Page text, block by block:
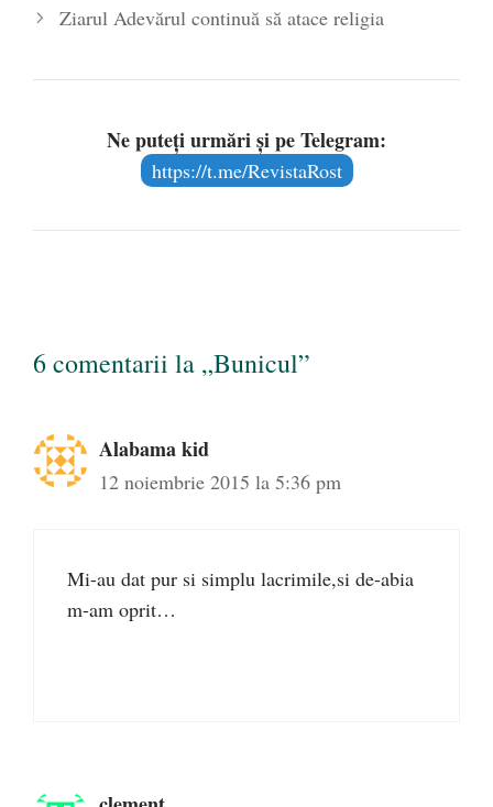
Ziarul Adevărul continuă să atace religia
Ne puteți urmări și pe Telegram:
https://t.me/RevistaRost
6 comentarii la „Bunicul”
Alabama kid
12 noiembrie 2015 la 5:36 pm
Mi-au dat pur si simplu lacrimile,si de-abia
m-am oprit…